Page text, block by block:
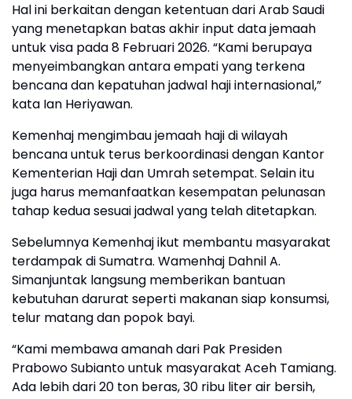
Hal ini berkaitan dengan ketentuan dari Arab Saudi
yang menetapkan batas akhir input data jemaah
untuk visa pada 8 Februari 2026. “Kami berupaya
menyeimbangkan antara empati yang terkena
bencana dan kepatuhan jadwal haji internasional,”
kata Ian Heriyawan.
Kemenhaj mengimbau jemaah haji di wilayah
bencana untuk terus berkoordinasi dengan Kantor
Kementerian Haji dan Umrah setempat. Selain itu
juga harus memanfaatkan kesempatan pelunasan
tahap kedua sesuai jadwal yang telah ditetapkan.
Sebelumnya Kemenhaj ikut membantu masyarakat
terdampak di Sumatra. Wamenhaj Dahnil A.
Simanjuntak langsung memberikan bantuan
kebutuhan darurat seperti makanan siap konsumsi,
telur matang dan popok bayi.
“Kami membawa amanah dari Pak Presiden
Prabowo Subianto untuk masyarakat Aceh Tamiang.
Ada lebih dari 20 ton beras, 30 ribu liter air bersih,